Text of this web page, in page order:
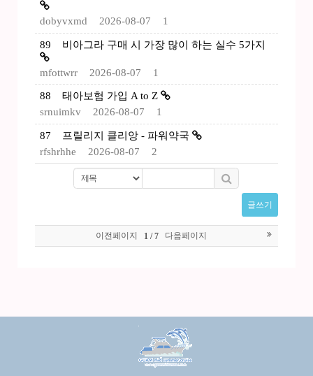
dobyvxmd 2026-08-07 1
89 비아그라 구매 시 가장 많이 하는 실수 5가지
mfottwrr 2026-08-07 1
88
태아보험 가입 A to Z
srnuimkv
2026-08-07 1
87
프릴리지 클리앙 - 파워약국
rfshrhhe
2026-08-07 2
글쓰기
이전페이지 1 / 7 다음페이지